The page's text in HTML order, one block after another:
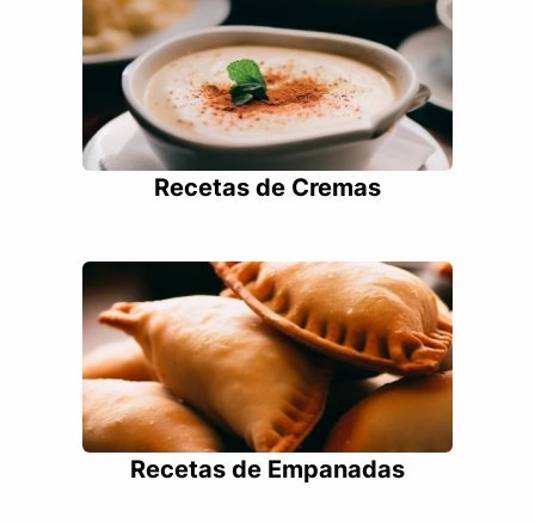
Recetas de Cremas
Recetas de Empanadas